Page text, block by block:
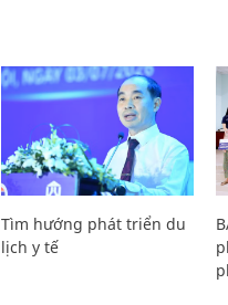
Tìm hướng phát triển du
lịch y tế